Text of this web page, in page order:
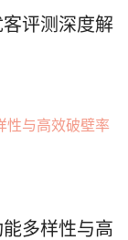
评测深度解
多样性与高